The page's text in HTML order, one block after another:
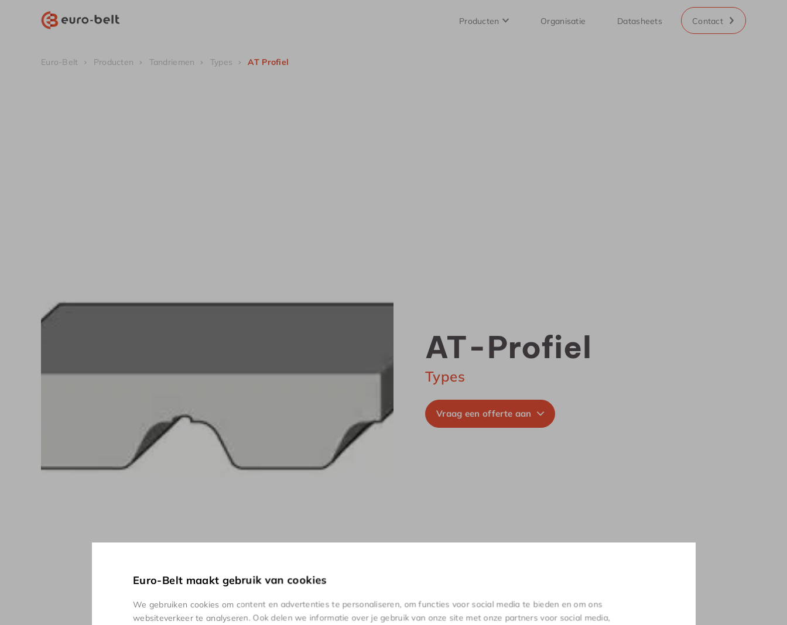
Euro-Belt maakt gebruik van cookies
We gebruiken cookies om content en advertenties te personaliseren, om functies voor social media te bieden en om ons
websiteverkeer te analyseren. Ook delen we informatie over je gebruik van onze site met onze partners voor social media,
Producten Organisatie Datasheets Contact
Euro-Belt Producten Tandriemen Types AT Profiel
AT-Profiel
Types
Vraag een offerte aan